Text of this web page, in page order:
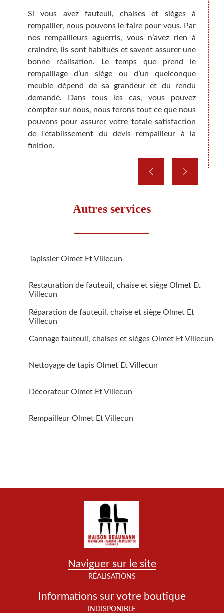
qui
que
de
et un
Si vous avez fauteuil, chaises et sièges à
rempailler, nous pouvons le faire pour vous. Par
nos rempailleurs aguerris, vous n’avez rien à
craindre, ils sont habitués et savent assurer une
bonne réalisation. Le temps que prend le
rempaillage d’un siège ou d’un quelconque
meuble dépend de sa grandeur et du rendu
demandé. Dans tous les cas, vous pouvez
compter sur nous, nous ferons tout ce que nous
pouvons pour assurer votre totale satisfaction
de l'établissement du devis rempailleur à la
finition.
si
des
est
bien
vous
fin
tout
pour
Autres services
Tapissier Olmet Et Villecun
Restauration de fauteuil, chaise et siège Olmet Et
Villecun
Réparation de fauteuil, chaise et siège Olmet Et
Villecun
Cannage fauteuil, chaises et sièges Olmet Et Villecun
Nettoyage de tapis Olmet Et Villecun
Décorateur Olmet Et Villecun
Rempailleur Olmet Et Villecun
Naviguer sur le site
RÉALISATIONS
Informations sur votre boutique
INDISPONIBLE